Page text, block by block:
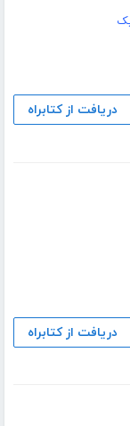
دریافت از کتابراه
دریافت از کتابراه